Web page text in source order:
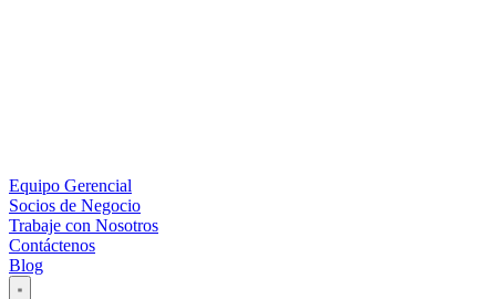
Equipo Gerencial
Socios de Negocio
Trabaje con Nosotros
Contáctenos
Blog